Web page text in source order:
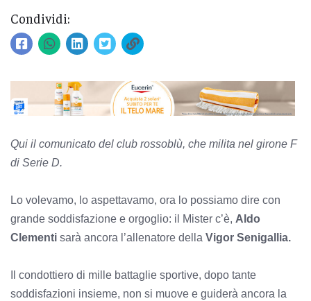
Condividi:
Qui il comunicato del club rossoblù, che milita nel girone F
di Serie D.
Lo volevamo, lo aspettavamo, ora lo possiamo dire con
grande soddisfazione e orgoglio: il Mister c’è, Aldo
Clementi sarà ancora l’allenatore della Vigor Senigallia.
Il condottiero di mille battaglie sportive, dopo tante
soddisfazioni insieme, non si muove e guiderà ancora la